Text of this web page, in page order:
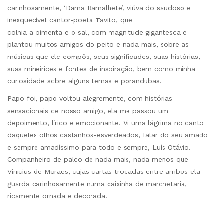
carinhosamente, ‘Dama Ramalhete’, viúva do saudoso e
inesquecível cantor-poeta Tavito, que
colhia a pimenta e o sal, com magnitude gigantesca e
plantou muitos amigos do peito e nada mais, sobre as
músicas que ele compôs, seus significados, suas histórias,
suas mineirices e fontes de inspiração, bem como minha
curiosidade sobre alguns temas e porandubas.
Papo foi, papo voltou alegremente, com histórias
sensacionais de nosso amigo, ela me passou um
depoimento, lírico e emocionante. Vi uma lágrima no canto
daqueles olhos castanhos-esverdeados, falar do seu amado
e sempre amadíssimo para todo e sempre, Luís Otávio.
Companheiro de palco de nada mais, nada menos que
Vinícius de Moraes, cujas cartas trocadas entre ambos ela
guarda carinhosamente numa caixinha de marchetaria,
ricamente ornada e decorada.